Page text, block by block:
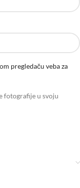
pregledaču veba za
fotografije u svoju